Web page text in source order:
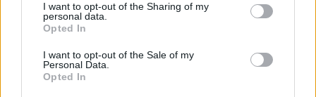
not limited to your visit or usage behaviour. You may click to
grant or deny consent to Google and its third-party tags to
use your data for below specified purposes in below Google
consent section.
I want to opt-out of the Sharing of my
personal data.
Opted In
I want to opt-out of the Sale of my
Personal Data.
Opted In
programoknak volt részese" - fogalmazott
Oleg Osztapenko, a Roszkozmoz vezetője.
Forrás:MTI